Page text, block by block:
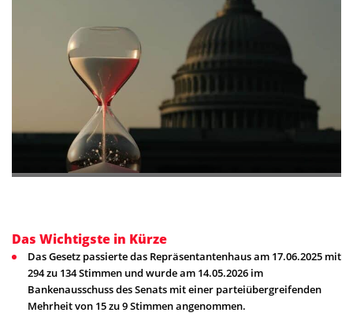
Das Wichtigste in Kürze
Das Gesetz passierte das Repräsentantenhaus am 17.06.2025 mit
294 zu 134 Stimmen und wurde am 14.05.2026 im
Bankenausschuss des Senats mit einer parteiübergreifenden
Mehrheit von 15 zu 9 Stimmen angenommen.